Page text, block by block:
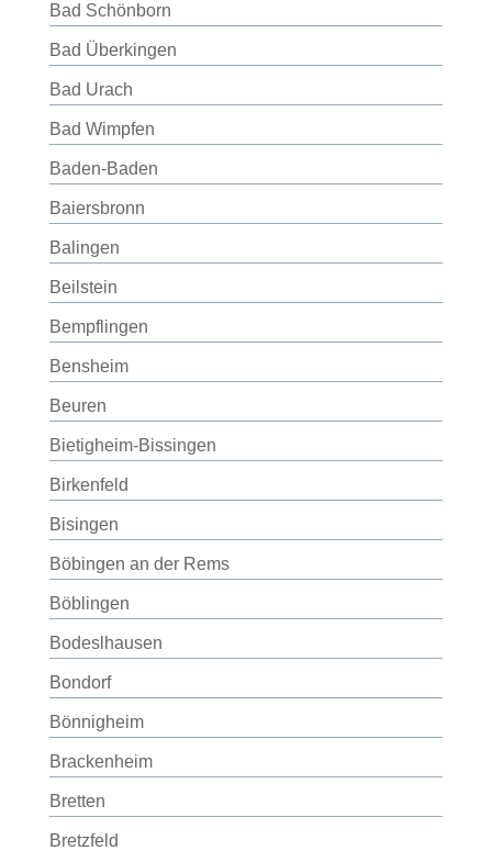
Bad Schönborn
Bad Überkingen
Bad Urach
Bad Wimpfen
Baden-Baden
Baiersbronn
Balingen
Beilstein
Bempflingen
Bensheim
Beuren
Bietigheim-Bissingen
Birkenfeld
Bisingen
Böbingen an der Rems
Böblingen
Bodeslhausen
Bondorf
Bönnigheim
Brackenheim
Bretten
Bretzfeld